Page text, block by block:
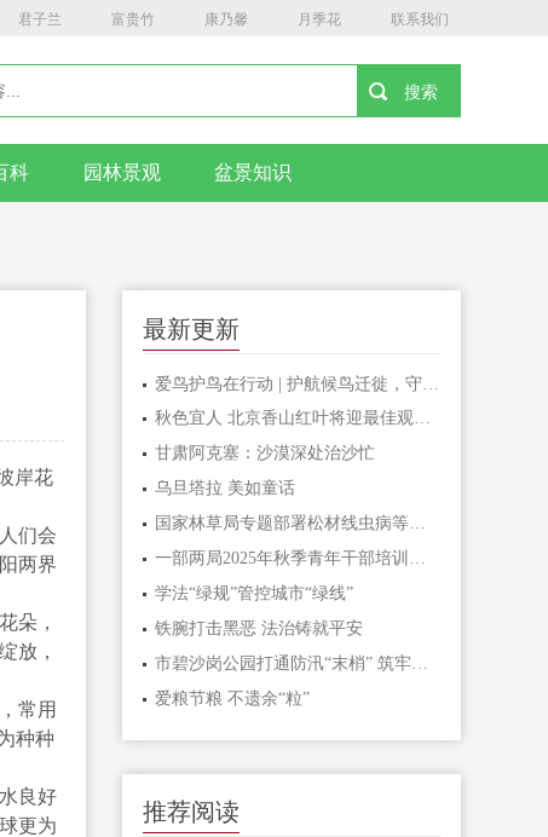
君子兰 富贵竹 康乃馨 月季花 联系我们
科 园林景观 盆景知识
岸花
们会
两界
朵，
放，
常用
种种
良好
更为
最新更新
秋色宜人 北京香山红叶将迎最佳观赏期
甘肃阿克塞：沙漠深处治沙忙
乌旦塔拉 美如童话
国家林草局专题部署松材线虫病等疫情防控工作
一部两局2025年秋季青年干部培训班和处级干部进修班开班
学法“绿规”管控城市“绿线”
铁腕打击黑恶 法治铸就平安
市碧沙岗公园打通防汛“末梢” 筑牢生态安全屏障
爱粮节粮 不遗余“粒”
推荐阅读